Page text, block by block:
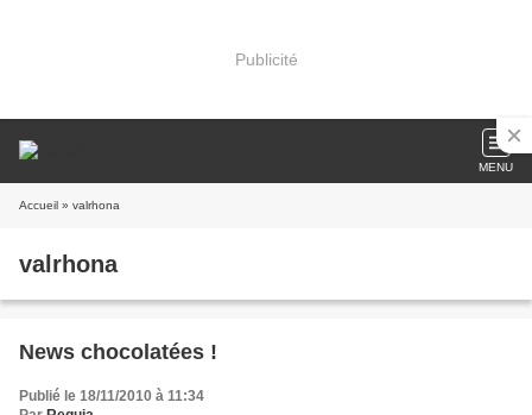
Publicité
MENU
Accueil » valrhona
valrhona
News chocolatées !
Publié le 18/11/2010 à 11:34